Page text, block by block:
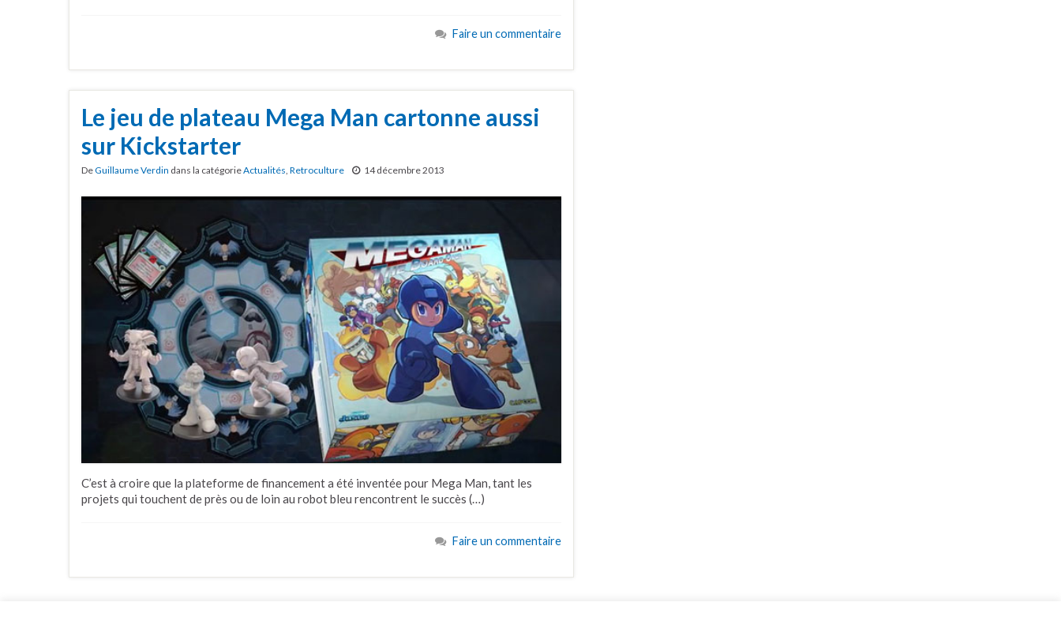
Faire un commentaire
Le jeu de plateau Mega Man cartonne aussi
sur Kickstarter
DeGuillaume Verdin dans la catégorieActualités, Retroculture 14 décembre 2013
C’est à croire que la plateforme de financement a été inventée pour Mega Man, tant les
projets qui touchent de près ou de loin au robot bleu rencontrent le succès (…)
Faire un commentaire